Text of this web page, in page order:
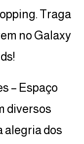
Traga
no Galaxy
– Espaço
diversos
alegria dos